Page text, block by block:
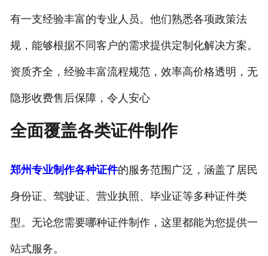
有一支经验丰富的专业人员。他们熟悉各项政策法
规，能够根据不同客户的需求提供定制化解决方案。
资质齐全，经验丰富流程规范，效率高价格透明，无
隐形收费售后保障，令人安心
全面覆盖各类证件制作
郑州专业制作各种证件的服务范围广泛，涵盖了居民
身份证、驾驶证、营业执照、毕业证等多种证件类
型。无论您需要哪种证件制作，这里都能为您提供一
站式服务。